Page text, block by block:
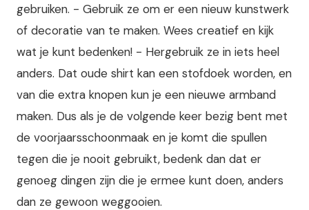
gebruiken. - Gebruik ze om er een nieuw kunstwerk
of decoratie van te maken. Wees creatief en kijk
wat je kunt bedenken! - Hergebruik ze in iets heel
anders. Dat oude shirt kan een stofdoek worden, en
van die extra knopen kun je een nieuwe armband
maken. Dus als je de volgende keer bezig bent met
de voorjaarsschoonmaak en je komt die spullen
tegen die je nooit gebruikt, bedenk dan dat er
genoeg dingen zijn die je ermee kunt doen, anders
dan ze gewoon weggooien.